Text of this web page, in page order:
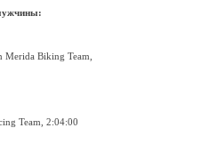
Biking Team,
Team, 2:04:00